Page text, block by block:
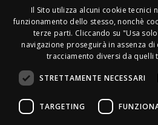
Seguici
Leds Electronics di
Via Annamaria Ortese 33
Il Sito utilizza alcuni cookie tecnici
funzionamento dello stesso, nonchè
terze parti. Cliccando su "Usa
navigazione proseguirà in assenza
tracciamento diversi da quelli
STRETTAMENTE NECESSARI
TARGETING